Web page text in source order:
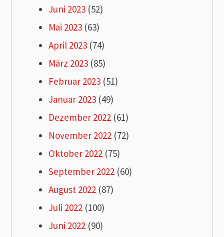
Juni 2023 (52)
Mai 2023 (63)
April 2023 (74)
März 2023 (85)
Februar 2023 (51)
Januar 2023 (49)
Dezember 2022 (61)
November 2022 (72)
Oktober 2022 (75)
September 2022 (60)
August 2022 (87)
Juli 2022 (100)
Juni 2022 (90)